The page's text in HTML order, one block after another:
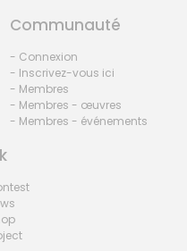
Communauté
- Connexion
- Inscrivez-vous ici
- Membres
- Membres - œuvres
- Membres - événements